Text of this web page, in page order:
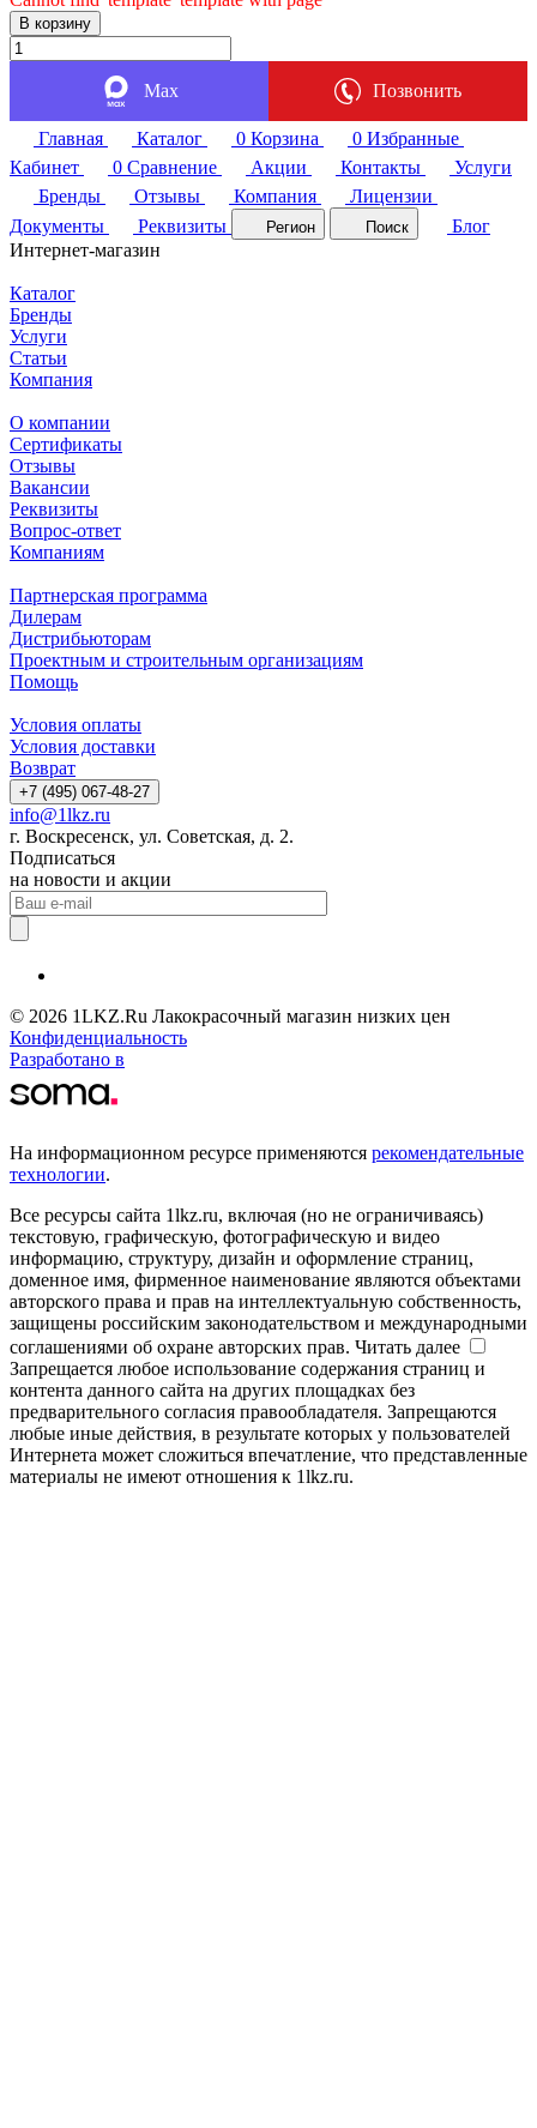
В корзину
Max Позвонить
Главная Каталог 0 Корзина 0 Избранные
Кабинет
0 Сравнение Акции Контакты
Услуги
Бренды
Отзывы Компания
Лицензии
Документы
Реквизиты Регион Поиск
Блог
Интернет-магазин
Каталог
Бренды
Услуги
Статьи
Компания
О компании
Сертификаты
Отзывы
Вакансии
Реквизиты
Вопрос-ответ
Компаниям
Партнерская программа
Дилерам
Дистрибьюторам
Проектным и строительным организациям
Помощь
Условия оплаты
Условия доставки
Возврат
+7 (495) 067-48-27
info@1lkz.ru
г. Воскресенск, ул. Советская, д. 2.
Подписаться
на новости и акции
© 2026 1LKZ.Ru Лакокрасочный магазин низких цен
Конфиденциальность
Разработано в
На информационном ресурсе применяются рекомендательные
технологии.
Все ресурсы сайта 1lkz.ru, включая (но не ограничиваясь)
текстовую, графическую, фотографическую и видео
информацию, структуру, дизайн и оформление страниц,
доменное имя, фирменное наименование являются объектами
авторского права и прав на интеллектуальную собственность,
защищены российским законодательством и международными
соглашениями об охране авторских прав. Читать далее
Запрещается любое использование содержания страниц и
контента данного сайта на других площадках без
предварительного согласия правообладателя. Запрещаются
любые иные действия, в результате которых у пользователей
Интернета может сложиться впечатление, что представленные
материалы не имеют отношения к 1lkz.ru.